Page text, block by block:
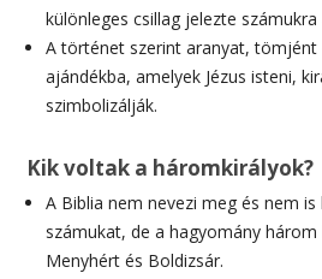
különleges csillag jelezte
A történet szerint aranyat,
ajándékba, amelyek Jézus isteni,
szimbolizálják.
Kik voltak a háromkirályok?
A Biblia nem nevezi meg és nem
számukat, de a hagyomány három
Menyhért és Boldizsár.